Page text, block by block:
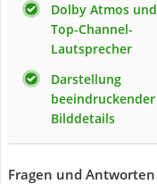
Dolby Atmos und
Top-Channel-
Lautsprecher
Darstellung
beeindruckender
Bilddetails
Fragen und